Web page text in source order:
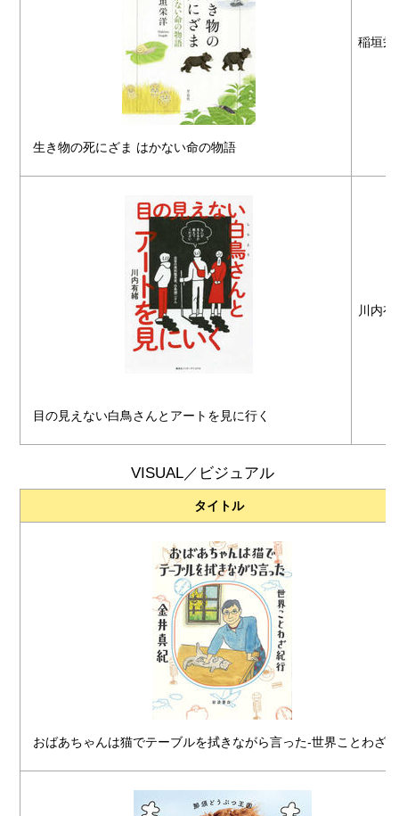
生き物の死にざま はかない命の物語
稲垣栄
目の見えない白鳥さんとアートを見に行く
川内有
VISUAL／ビジュアル
タイトル
おばあちゃんは猫でテーブルを拭きながら言った-世界ことわざ